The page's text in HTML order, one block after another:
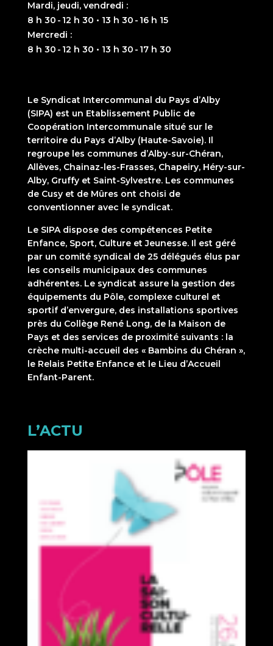
Mardi, jeudi, vendredi :
8 h 30 - 12 h 30 • 13 h 30 - 16 h 15
Mercredi :
8 h 30 - 12 h 30 • 13 h 30 - 17 h 30
Le Syndicat Intercommunal du Pays d’Alby
(SIPA) est un Etablissement Public de
Coopération Intercommunale situé sur le
territoire du Pays d’Alby (Haute-Savoie). Il
regroupe les communes d’Alby-sur-Chéran,
Allèves, Chainaz-les-Frasses, Chapeiry, Héry-sur-
Alby, Gruffy et Saint-Sylvestre. Les communes
de Cusy et de Mûres ont choisi de
conventionner avec le syndicat.
Le SIPA dispose des compétences Petite
Enfance, Sport, Culture et Jeunesse. Il est géré
par un comité syndical de 25 délégués élus par
les conseils municipaux des communes
adhérentes. Le syndicat assure la gestion des
équipements du Pôle, complexe culturel et
sportif d’envergure, des installations sportives
près du Collège René Long, de la Maison de
Pays et des services de proximité suivants : la
crèche multi-accueil des « Bambins du Chéran »,
le Relais Petite Enfance et le Lieu d’Accueil
Enfant-Parent.
L’ACTU